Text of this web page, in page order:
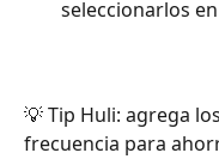
seleccionarlos
💡 Tip Huli: agrega
frecuencia para